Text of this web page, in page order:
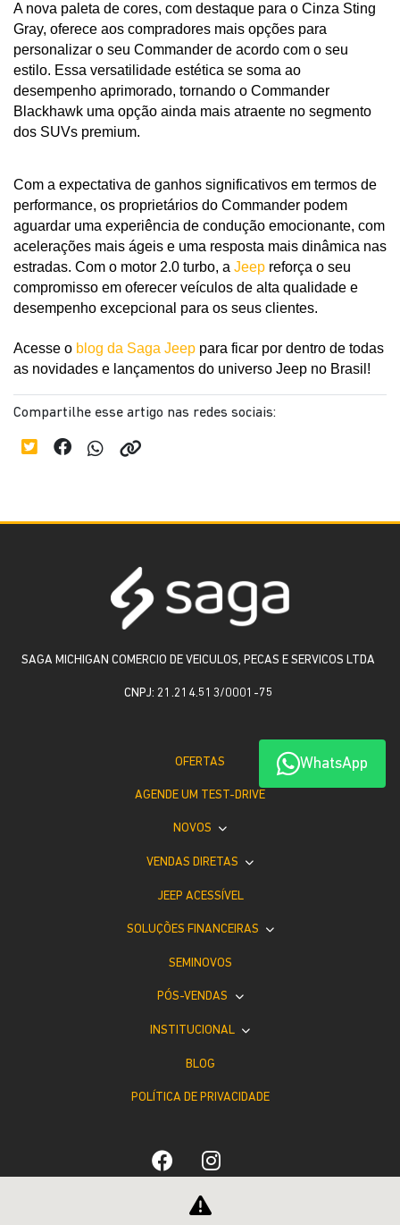
A nova paleta de cores, com destaque para o Cinza Sting
Gray, oferece aos compradores mais opções para
personalizar o seu Commander de acordo com o seu
estilo. Essa versatilidade estética se soma ao
desempenho aprimorado, tornando o Commander
Blackhawk uma opção ainda mais atraente no segmento
dos SUVs premium.
Com a expectativa de ganhos significativos em termos de
performance, os proprietários do Commander podem
aguardar uma experiência de condução emocionante, com
acelerações mais ágeis e uma resposta mais dinâmica nas
estradas. Com o motor 2.0 turbo, a Jeep reforça o seu
compromisso em oferecer veículos de alta qualidade e
desempenho excepcional para os seus clientes.
Acesse o blog da Saga Jeep para ficar por dentro de todas
as novidades e lançamentos do universo Jeep no Brasil!
Compartilhe esse artigo nas redes sociais:
WhatsApp
SAGA MICHIGAN COMERCIO DE VEICULOS, PECAS E SERVICOS LTDA
CNPJ: 21.214.513/0001-75
OFERTAS
AGENDE UM TEST-DRIVE
NOVOS
VENDAS DIRETAS
JEEP ACESSÍVEL
SOLUÇÕES FINANCEIRAS
SEMINOVOS
PÓS-VENDAS
INSTITUCIONAL
BLOG
POLÍTICA DE PRIVACIDADE